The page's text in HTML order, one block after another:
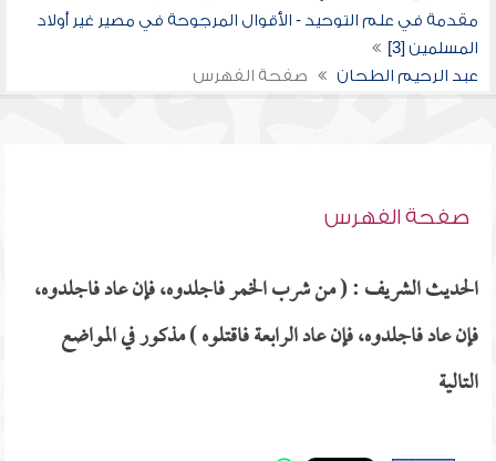
مقدمة في علم التوحيد - الأقوال المرجوحة في مصير غير أولاد
المسلمين [3]
عبد الرحيم الطحان
صفحة الفهرس
صفحة الفهرس
الحديث الشريف : ( من شرب الخمر فاجلدوه، فإن عاد فاجلدوه،
فإن عاد فاجلدوه، فإن عاد الرابعة فاقتلوه ) مذكور في المواضع
التالية